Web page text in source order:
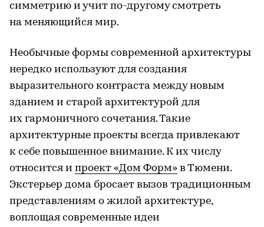
симметрию и учит по-другому смотреть
на меняющийся мир.
Необычные формы современной архитектуры
нередко используют для создания
выразительного контраста между новым
зданием и старой архитектурой для
их гармоничного сочетания. Такие
архитектурные проекты всегда привлекают
к себе повышенное внимание. К их числу
относится и проект «Дом Форм» в Тюмени.
Экстерьер дома бросает вызов традиционным
представлениям о жилой архитектуре,
воплощая современные идеи